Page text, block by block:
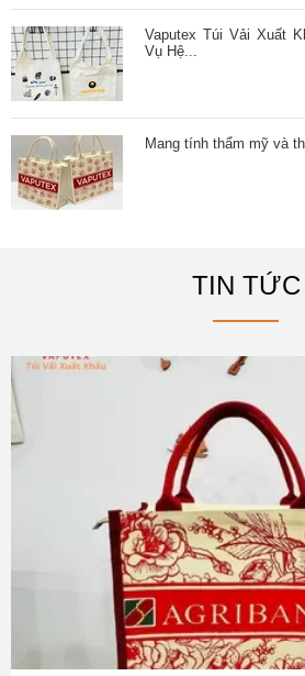
Vaputex Túi Vải Xuất
Vụ Hệ...
Mang tính thẩm mỹ và
TIN TỨC